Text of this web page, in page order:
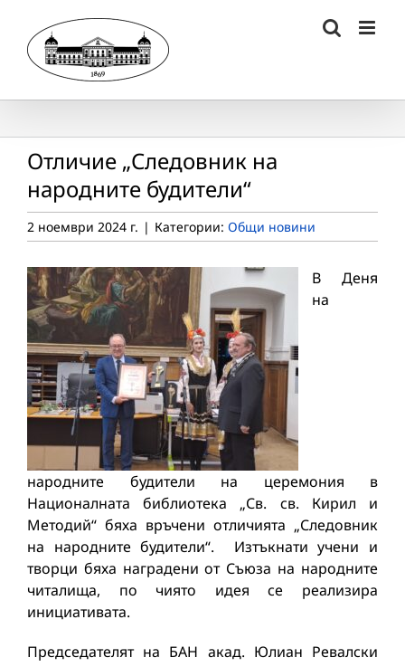
content
Отличие „Следовник на
народните будители“
2 ноември 2024 г. | Категории: Общи новини
В Деня
на
народните будители на церемония в
Националната библиотека „Св. св. Кирил и
Методий“ бяха връчени отличията „Следовник
на народните будители“. Изтъкнати учени и
творци бяха наградени от Съюза на народните
читалища, по чиято идея се реализира
инициативата.
Председателят на БАН акад. Юлиан Ревалски